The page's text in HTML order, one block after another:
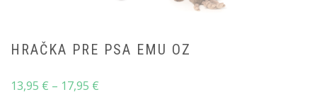
HRAČKA PRE PSA EMU OZ
13,95 € – 17,95 €